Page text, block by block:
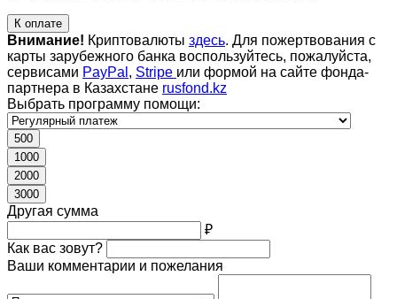
К оплате
Внимание! Криптовалюты здесь. Для пожертвования с
карты зарубежного банка воспользуйтесь, пожалуйста,
сервисами PayPal , Stripe или формой на сайте фонда-
партнера в Казахстане rusfond.kz
Выбрать программу помощи:
500
1000
2000
3000
Другая сумма
₽
Как вас зовут?
Ваши комментарии и пожелания